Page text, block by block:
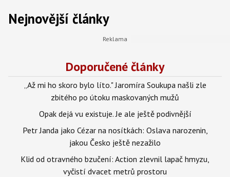
Nejnovější články
Doporučené články
„Až mi ho skoro bylo líto." Jaromíra Soukupa našli zle
zbitého po útoku maskovaných mužů
Opak dejá vu existuje. Je ale ještě podivnější
Petr Janda jako Cézar na nosítkách: Oslava narozenin,
jakou Česko ještě nezažilo
Klid od otravného bzučení: Action zlevnil lapač hmyzu,
vyčistí dvacet metrů prostoru